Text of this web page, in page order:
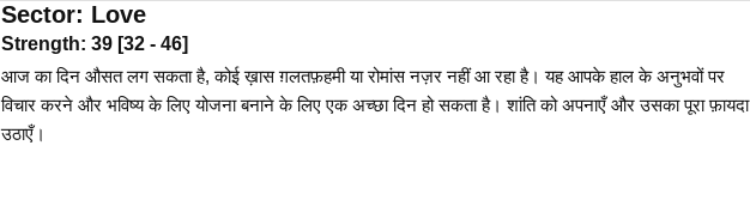
Sector: Love
Strength: 39 [32 - 46]
आज का दिन औसत लग सकता है, कोई ख़ास ग़लतफ़हमी या रोमांस नज़र नहीं आ रहा है। यह आपके हाल के अनुभवों पर
विचार करने और भविष्य के लिए योजना बनाने के लिए एक अच्छा दिन हो सकता है। शांति को अपनाएँ और उसका पूरा फ़ायदा
उठाएँ।